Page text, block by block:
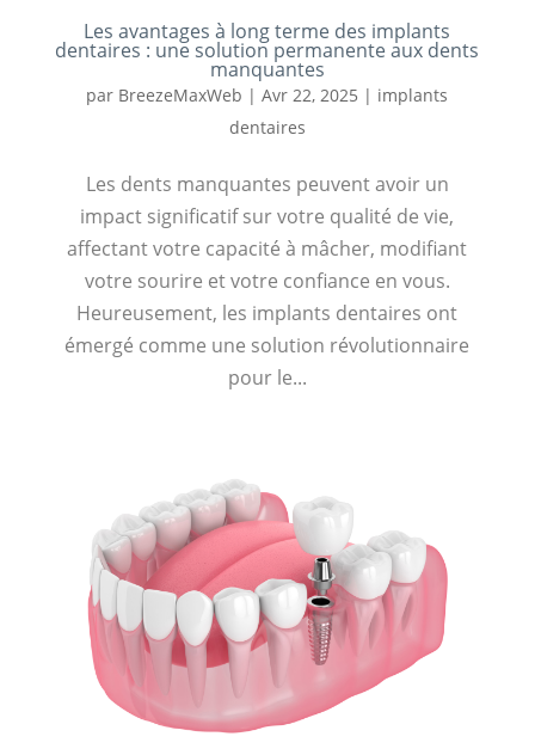
Les avantages à long terme des implants
dentaires : une solution permanente aux dents
manquantes
par BreezeMaxWeb |Avr 22, 2025 | implants
dentaires
Les dents manquantes peuvent avoir un
impact significatif sur votre qualité de vie,
affectant votre capacité à mâcher, modifiant
votre sourire et votre confiance en vous.
Heureusement, les implants dentaires ont
émergé comme une solution révolutionnaire
pour le...